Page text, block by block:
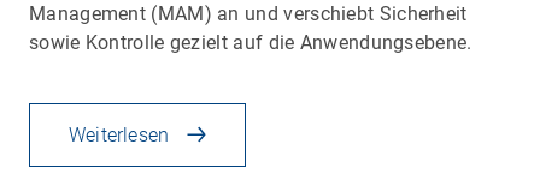
Management (MAM) an und verschiebt Sicherheit
sowie Kontrolle gezielt auf die Anwendungsebene.
Weiterlesen